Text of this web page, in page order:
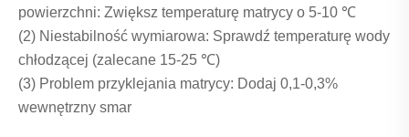
powierzchni: Zwiększ temperaturę matrycy o 5-10 ℃
(2) Niestabilność wymiarowa: Sprawdź temperaturę wody
chłodzącej (zalecane 15-25 ℃)
(3) Problem przyklejania matrycy: Dodaj 0,1-0,3%
wewnętrzny smar